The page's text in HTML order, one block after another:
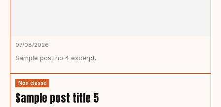
07/08/2026
Sample post no 4 excerpt.
Non classé
Sample post title 5